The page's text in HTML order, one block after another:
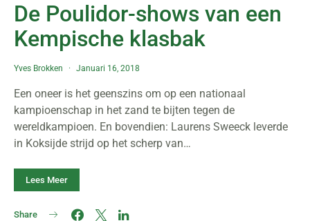
De Poulidor-shows van een
Kempische klasbak
Yves Brokken Januari 16, 2018
Een oneer is het geenszins om op een nationaal
kampioenschap in het zand te bijten tegen de
wereldkampioen. En bovendien: Laurens Sweeck leverde
in Koksijde strijd op het scherp van…
Lees Meer
Share